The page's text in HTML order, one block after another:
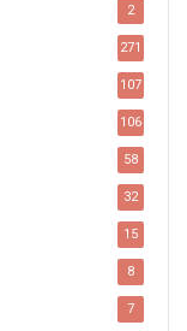
2
271
107
106
58
32
15
8
7